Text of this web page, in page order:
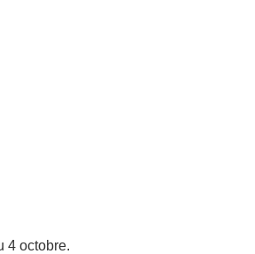
4 octobre.